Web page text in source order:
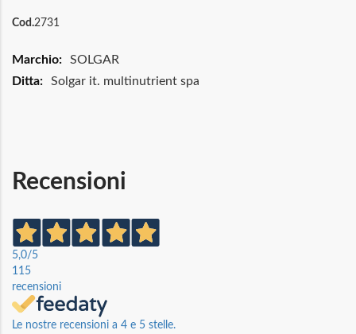
Cod.2731
Maggiori
SOLGAR
Solgar it. multinutrient spa
Recensioni
5,0/5
115
recensioni
Le nostre recensioni a 4 e 5 stelle.